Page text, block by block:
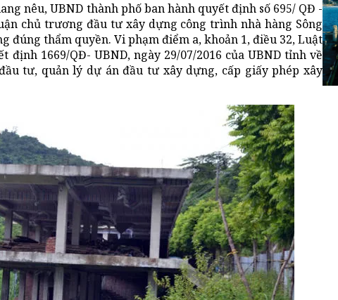
nêu, UBND thành phố ban hành quyết định số 695/ QĐ -
chủ trương đầu tư xây dựng công trình nhà hàng Sông
đúng thẩm quyền. Vi phạm điểm a, khoản 1, điều 32, Luật
định 1669/QĐ- UBND, ngày 29/07/2016 của UBND tỉnh về
tư, quản lý dự án đầu tư xây dựng, cấp giấy phép xây